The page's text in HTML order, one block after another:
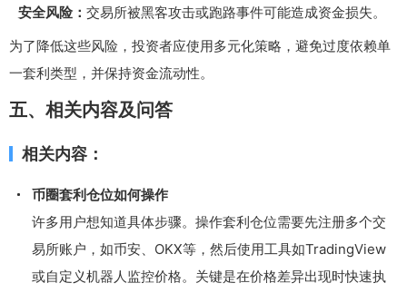
安全风险： 交易所被黑客攻击或跑路事件可能造成资金损失。
为了降低这些风险，投资者应使用多元化策略，避免过度依赖单
一套利类型，并保持资金流动性。
五、相关内容及问答
相关内容：
币圈套利仓位如何操作
许多用户想知道具体步骤。操作套利仓位需要先注册多个交
易所账户，如币安、OKX等，然后使用工具如TradingView
或自定义机器人监控价格。关键是在价格差异出现时快速执